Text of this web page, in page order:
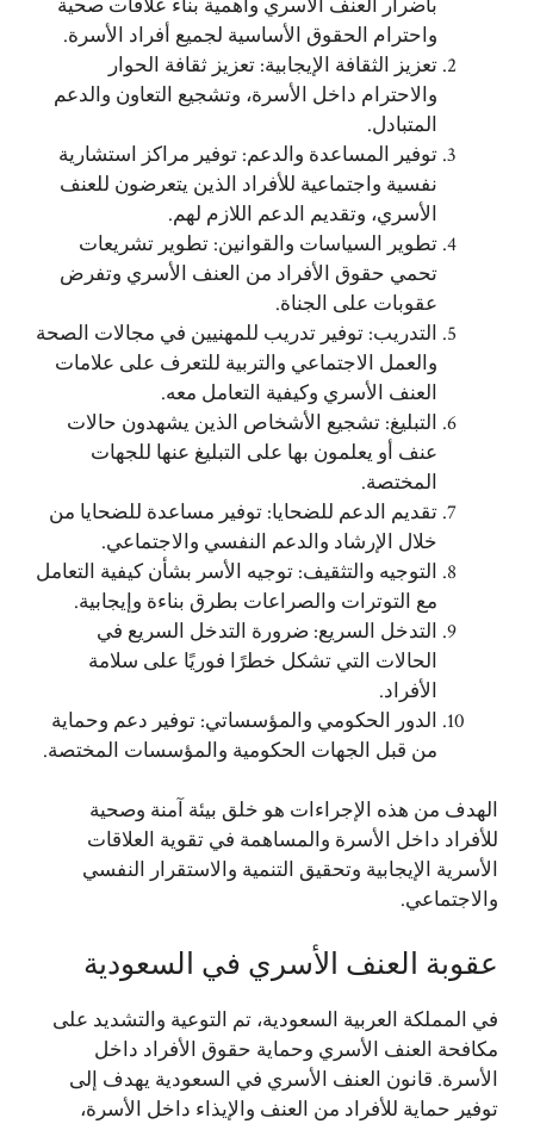
بأضرار العنف الأسري وأهمية بناء علاقات صحية
واحترام الحقوق الأساسية لجميع أفراد الأسرة.
تعزيز الثقافة الإيجابية: تعزيز ثقافة الحوار
والاحترام داخل الأسرة، وتشجيع التعاون والدعم
المتبادل.
توفير المساعدة والدعم: توفير مراكز استشارية
نفسية واجتماعية للأفراد الذين يتعرضون للعنف
الأسري، وتقديم الدعم اللازم لهم.
تطوير السياسات والقوانين: تطوير تشريعات
تحمي حقوق الأفراد من العنف الأسري وتفرض
عقوبات على الجناة.
التدريب: توفير تدريب للمهنيين في مجالات الصحة
والعمل الاجتماعي والتربية للتعرف على علامات
العنف الأسري وكيفية التعامل معه.
التبليغ: تشجيع الأشخاص الذين يشهدون حالات
عنف أو يعلمون بها على التبليغ عنها للجهات
المختصة.
تقديم الدعم للضحايا: توفير مساعدة للضحايا من
خلال الإرشاد والدعم النفسي والاجتماعي.
التوجيه والتثقيف: توجيه الأسر بشأن كيفية التعامل
مع التوترات والصراعات بطرق بناءة وإيجابية.
التدخل السريع: ضرورة التدخل السريع في
الحالات التي تشكل خطرًا فوريًا على سلامة
الأفراد.
الدور الحكومي والمؤسساتي: توفير دعم وحماية
من قبل الجهات الحكومية والمؤسسات المختصة.
الهدف من هذه الإجراءات هو خلق بيئة آمنة وصحية
للأفراد داخل الأسرة والمساهمة في تقوية العلاقات
الأسرية الإيجابية وتحقيق التنمية والاستقرار النفسي
والاجتماعي.
عقوبة العنف الأسري في السعودية
في المملكة العربية السعودية، تم التوعية والتشديد على
مكافحة العنف الأسري وحماية حقوق الأفراد داخل
الأسرة. قانون العنف الأسري في السعودية يهدف إلى
توفير حماية للأفراد من العنف والإيذاء داخل الأسرة،